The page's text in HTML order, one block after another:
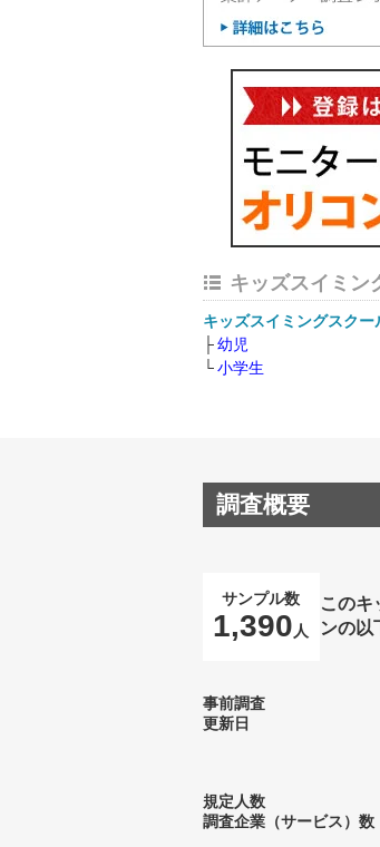
キッズスイミン
キッズスイミングスクー
幼児
小学生
調査概要
サンプル数
1,390 人
このキ
ンの以
事前調査
更新日
規定人数
調査企業（サービス）数